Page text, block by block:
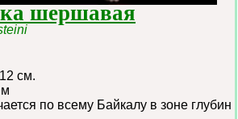
шершавая
см.
по всему Байкалу в зоне глубин